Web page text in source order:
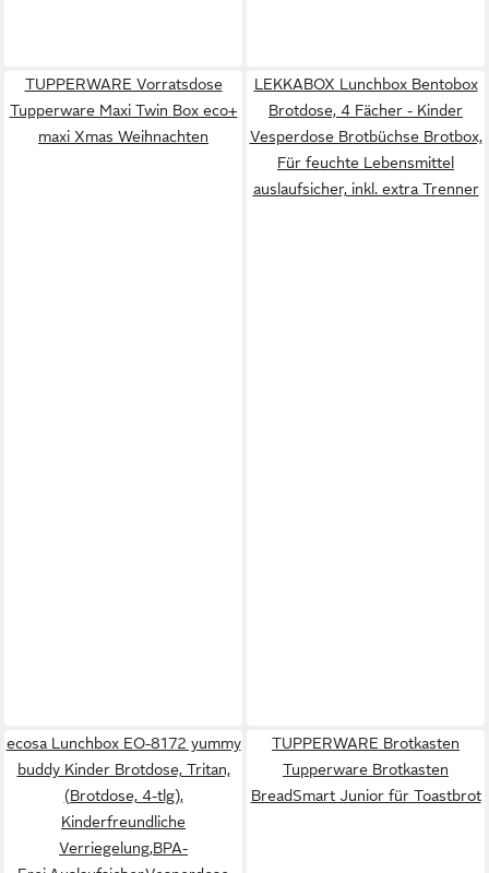
TUPPERWARE Vorratsdose
Tupperware Maxi Twin Box eco+
maxi Xmas Weihnachten
LEKKABOX Lunchbox Bentobox
Brotdose, 4 Fächer - Kinder
Vesperdose Brotbüchse Brotbox,
Für feuchte Lebensmittel
auslaufsicher, inkl. extra Trenner
ecosa Lunchbox EO-8172 yummy
buddy Kinder Brotdose, Tritan,
(Brotdose, 4-tlg),
Kinderfreundliche
Verriegelung,BPA-
TUPPERWARE Brotkasten
Tupperware Brotkasten
BreadSmart Junior für Toastbrot